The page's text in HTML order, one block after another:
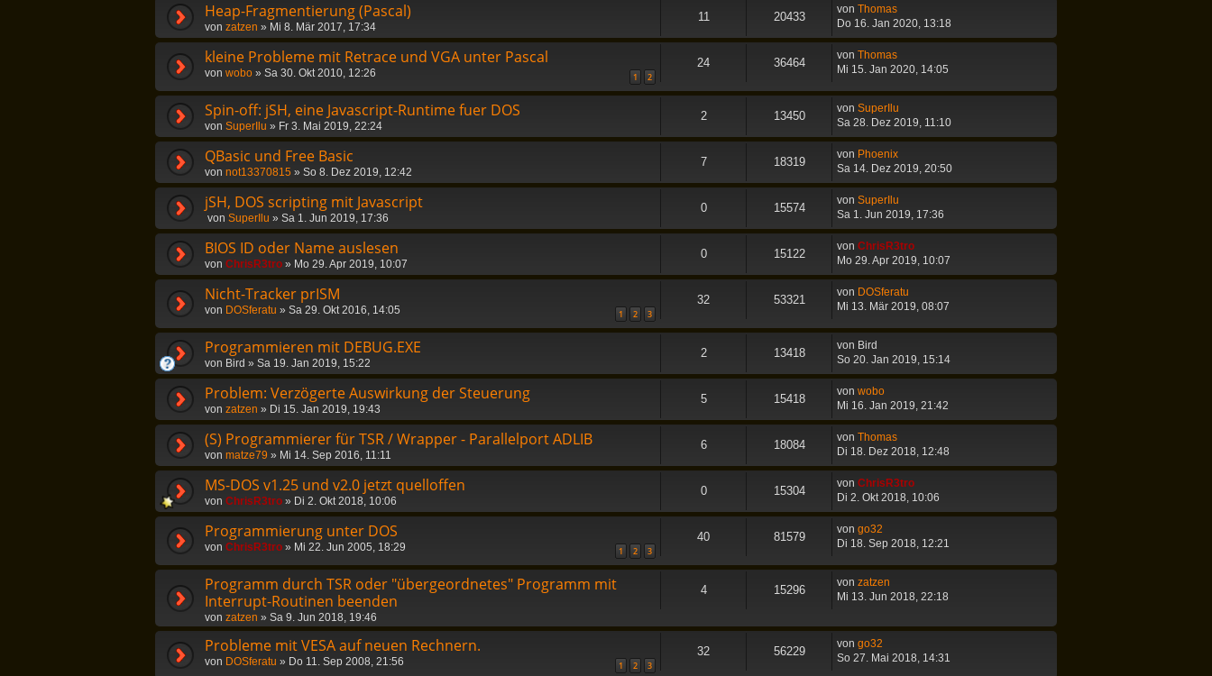
Heap-Fragmentierung (Pascal)
von zatzen » Mi 8. Mär 2017, 17:34
11 20433
von Thomas
Do 16. Jan 2020, 13:18
kleine Probleme mit Retrace und VGA unter Pascal
von wobo » Sa 30. Okt 2010, 12:26 1 2
24 36464
von Thomas
Mi 15. Jan 2020, 14:05
Spin-off: jSH, eine Javascript-Runtime fuer DOS
von SuperIlu » Fr 3. Mai 2019, 22:24
2 13450
von SuperIlu
Sa 28. Dez 2019, 11:10
QBasic und Free Basic
von not13370815 » So 8. Dez 2019, 12:42
7 18319
von Phoenix
Sa 14. Dez 2019, 20:50
jSH, DOS scripting mit Javascript
von SuperIlu » Sa 1. Jun 2019, 17:36
0 15574
von SuperIlu
Sa 1. Jun 2019, 17:36
BIOS ID oder Name auslesen
von ChrisR3tro » Mo 29. Apr 2019, 10:07
0 15122
von ChrisR3tro
Mo 29. Apr 2019, 10:07
Nicht-Tracker prISM
von DOSferatu » Sa 29. Okt 2016, 14:05 1 2 3
32 53321
von DOSferatu
Mi 13. Mär 2019, 08:07
Programmieren mit DEBUG.EXE
von Bird » Sa 19. Jan 2019, 15:22
2 13418
von Bird
So 20. Jan 2019, 15:14
Problem: Verzögerte Auswirkung der Steuerung
von zatzen » Di 15. Jan 2019, 19:43
5 15418
von wobo
Mi 16. Jan 2019, 21:42
(S) Programmierer für TSR / Wrapper - Parallelport ADLIB
von matze79 » Mi 14. Sep 2016, 11:11
6 18084
von Thomas
Di 18. Dez 2018, 12:48
MS-DOS v1.25 und v2.0 jetzt quelloffen
von ChrisR3tro » Di 2. Okt 2018, 10:06
0 15304
von ChrisR3tro
Di 2. Okt 2018, 10:06
Programmierung unter DOS
von ChrisR3tro » Mi 22. Jun 2005, 18:29 1 2 3
40 81579
von go32
Di 18. Sep 2018, 12:21
Programm durch TSR oder "übergeordnetes" Programm mit
Interrupt-Routinen beenden
von zatzen » Sa 9. Jun 2018, 19:46
4 15296
von zatzen
Mi 13. Jun 2018, 22:18
Probleme mit VESA auf neuen Rechnern.
von DOSferatu » Do 11. Sep 2008, 21:56 1 2 3
32 56229
von go32
So 27. Mai 2018, 14:31